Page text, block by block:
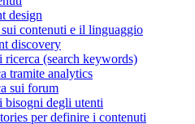
design
contenuti e il linguaggio
discovery
ricerca (search keywords)
tramite analytics
sui forum
bisogni degli utenti
per definire i contenuti